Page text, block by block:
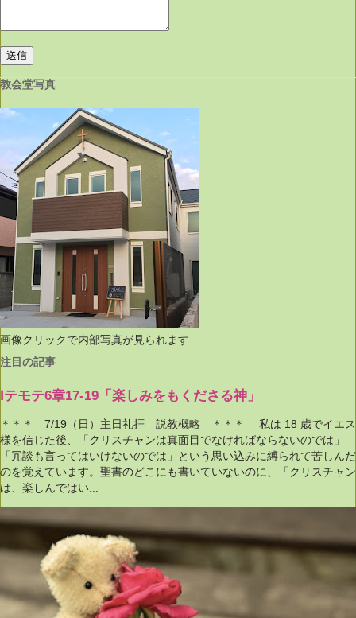
教会堂写真
画像クリックで内部写真が見られます
注目の記事
Ⅰテモテ6章17-19「楽しみをもくださる神」
＊＊＊ 7/19（日）主日礼拝 説教概略 ＊＊＊ 私は 18 歳でイエス
様を信じた後、「クリスチャンは真面目でなければならないのでは」
「冗談も言ってはいけないのでは」という思い込みに縛られて苦しんだ
のを覚えています。聖書のどこにも書いていないのに、「クリスチャン
は、楽しんではい...